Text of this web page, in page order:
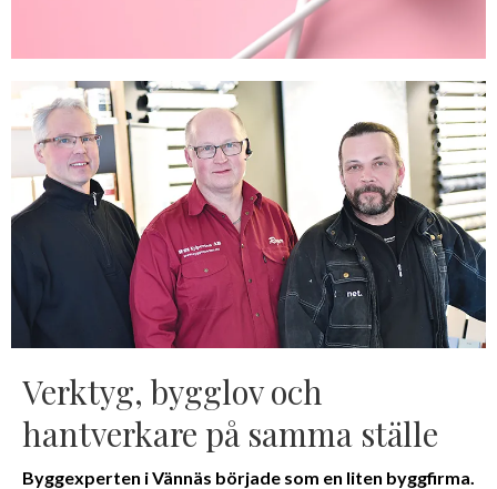
Verktyg, bygglov och
hantverkare på samma ställe
Byggexperten i Vännäs började som en liten byggfirma.